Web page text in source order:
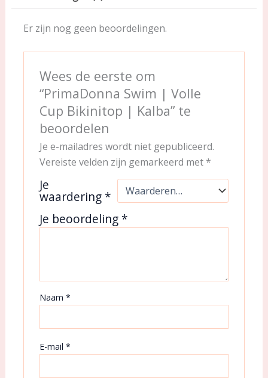
Er zijn nog geen beoordelingen.
Wees de eerste om
“PrimaDonna Swim | Volle
Cup Bikinitop | Kalba” te
beoordelen
Je e-mailadres wordt niet gepubliceerd.
Vereiste velden zijn gemarkeerd met *
Je
waardering *
Je beoordeling *
Naam*
E-mail*